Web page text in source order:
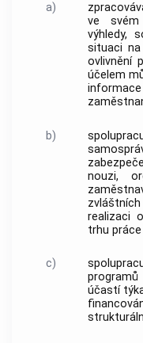
a)
ve
výhledy,
situaci
ovlivnění
účelem
b)
nouzi,
realizaci
trhu
c)
účastí